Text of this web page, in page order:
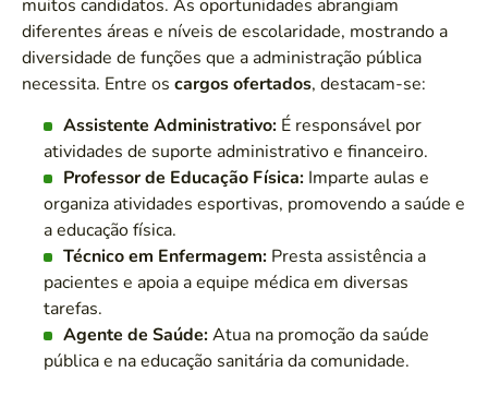
muitos candidatos. As oportunidades abrangiam
diferentes áreas e níveis de escolaridade, mostrando a
diversidade de funções que a administração pública
necessita. Entre os cargos ofertados, destacam-se:
Assistente Administrativo: É responsável por
atividades de suporte administrativo e financeiro.
Professor de Educação Física: Imparte aulas e
organiza atividades esportivas, promovendo a saúde e
a educação física.
Técnico em Enfermagem: Presta assistência a
pacientes e apoia a equipe médica em diversas
tarefas.
Agente de Saúde:Atua na promoção da saúde
pública e na educação sanitária da comunidade.